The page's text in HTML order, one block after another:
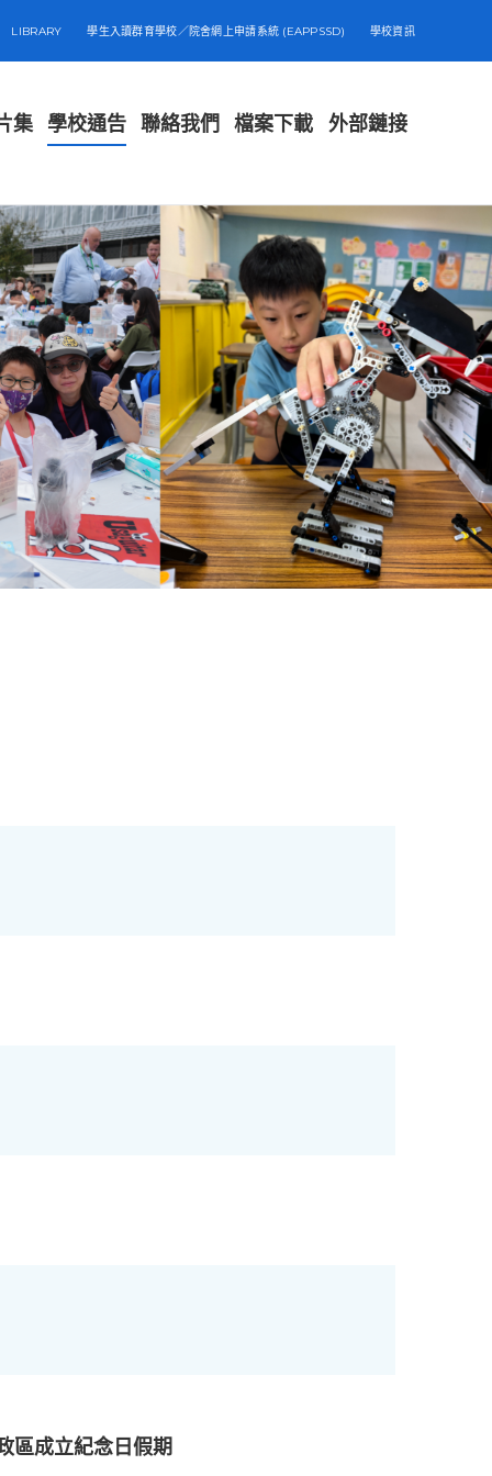
LIBRARY 學生入讀群育學校／院舍網上申請系統 (EAPPSSD) 學校資訊
集 學校通告 聯絡我們 檔案下載 外部鏈接
區成立紀念日假期